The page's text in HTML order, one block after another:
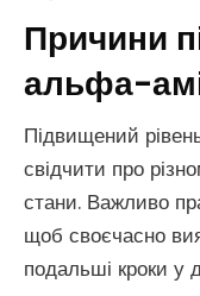
Причини
альфа-
Підвищений
свідчити про
стани. Важливо
щоб своєчасно
подальші кроки у